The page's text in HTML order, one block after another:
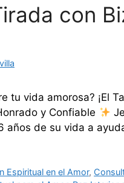
con
tu vida amorosa? ¡El
y Confiable
años de su vida a
Espiritual en el Amor,